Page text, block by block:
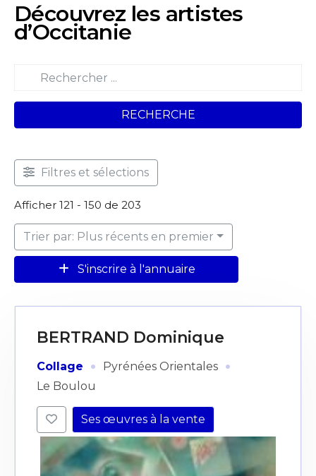
Découvrez les artistes
d’Occitanie
RECHERCHE
Filtres et sélections
Afficher 121 - 150 de 203
Trier par: Plus récents en premier
S'inscrire à l'annuaire
BERTRAND Dominique
Collage · Pyrénées Orientales ·
Le Boulou
Ses œuvres à la vente